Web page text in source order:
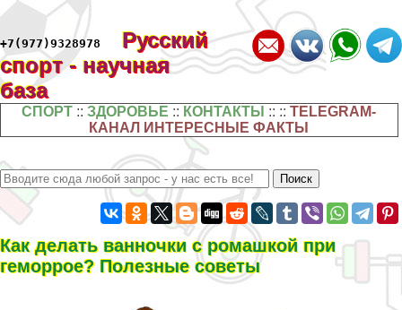
+7(977)9328978
Русский
спорт - научная
база
СПОРТ ::ЗДОРОВЬЕ :: КОНТАКТЫ :: ::TELEGRAM-
КАНАЛ ИНТЕРЕСНЫЕ ФАКТЫ
Как делать ванночки с ромашкой при
геморрое? Полезные советы